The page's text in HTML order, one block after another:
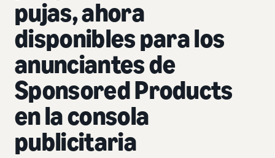
pujas, ahora
disponibles para los
anunciantes de
Sponsored Products
en la consola
publicitaria